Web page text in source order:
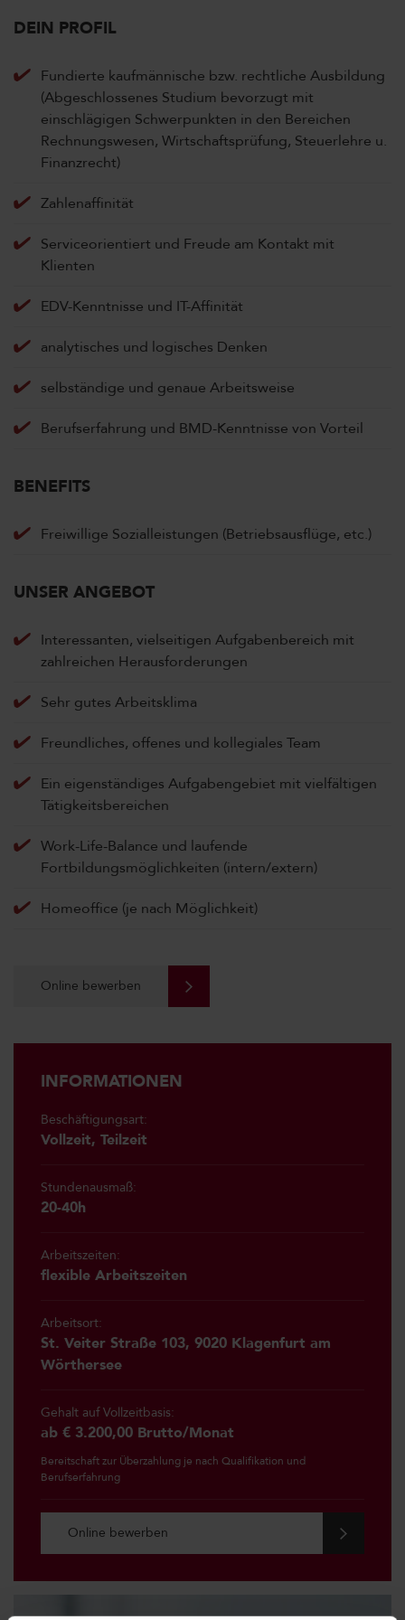
DEIN PROFIL
Fundierte kaufmännische bzw. rechtliche Ausbildung
(Abgeschlossenes Studium bevorzugt mit
einschlägigen Schwerpunkten in den Bereichen
Rechnungswesen, Wirtschaftsprüfung, Steuerlehre u.
Finanzrecht)
Zahlenaffinität
Serviceorientiert und Freude am Kontakt mit
Klienten
EDV-Kenntnisse und IT-Affinität
analytisches und logisches Denken
selbständige und genaue Arbeitsweise
Berufserfahrung und BMD-Kenntnisse von Vorteil
BENEFITS
Freiwillige Sozialleistungen (Betriebsausflüge, etc.)
UNSER ANGEBOT
Interessanten, vielseitigen Aufgabenbereich mit
zahlreichen Herausforderungen
Sehr gutes Arbeitsklima
Freundliches, offenes und kollegiales Team
Ein eigenständiges Aufgabengebiet mit vielfältigen
Tätigkeitsbereichen
Work-Life-Balance und laufende
Fortbildungsmöglichkeiten (intern/extern)
Homeoffice (je nach Möglichkeit)
Online bewerben
INFORMATIONEN
Beschäftigungsart:
Vollzeit, Teilzeit
Stundenausmaß:
20-40h
Arbeitszeiten:
flexible Arbeitszeiten
Arbeitsort:
St. Veiter Straße 103, 9020 Klagenfurt am
Wörthersee
Gehalt auf Vollzeitbasis:
ab € 3.200,00 Brutto/Monat
Bereitschaft zur Überzahlung je nach Qualifikation und
Berufserfahrung
Online bewerben